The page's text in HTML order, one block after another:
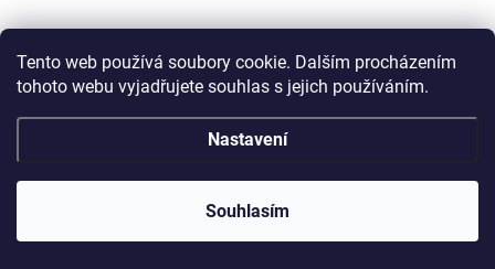
Tento web používá soubory cookie. Dalším procházením
tohoto webu vyjadřujete souhlas s jejich používáním.
Nastavení
Souhlasím